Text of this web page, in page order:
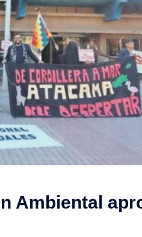
Ambiental